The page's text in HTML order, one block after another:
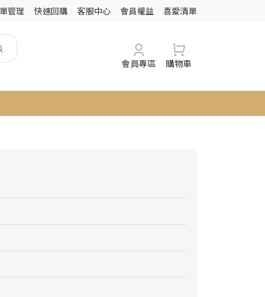
管理 快速回購 客服中心 會員權益 喜愛清單
會員專區 購物車